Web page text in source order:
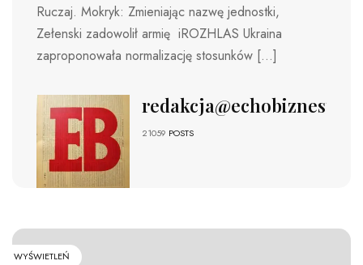
Ruczaj. Mokryk: Zmieniając nazwę jednostki,
Zełenski zadowolił armię iROZHLAS Ukraina
zaproponowała normalizację stosunków […]
redakcja@echobiznesu.pl
21059 POSTS
WYŚWIETLEŃ